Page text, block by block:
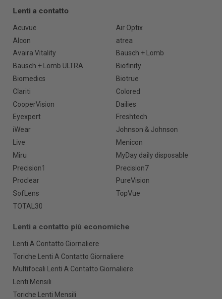
Lenti a contatto
Acuvue
Air Optix
Alcon
atrea
Avaira Vitality
Bausch + Lomb
Bausch + Lomb ULTRA
Biofinity
Biomedics
Biotrue
Clariti
Colored
CooperVision
Dailies
Eyexpert
Freshtech
iWear
Johnson & Johnson
Live
Menicon
Miru
MyDay daily disposable
Precision1
Precision7
Proclear
PureVision
SofLens
TopVue
TOTAL30
Lenti a contatto più economiche
Lenti A Contatto Giornaliere
Toriche Lenti A Contatto Giornaliere
Multifocali Lenti A Contatto Giornaliere
Lenti Mensili
Toriche Lenti Mensili